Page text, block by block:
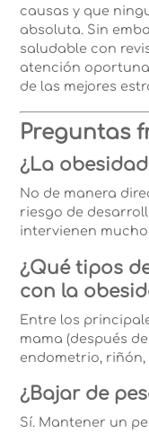
causas y que
absoluta. Sin
saludable con
atención
de las mejores
Preguntas
¿La
No de manera
riesgo de
intervienen
¿Qué tipos
con la
Entre los
mama (después
endometrio, riñón,
¿Bajar de
Sí. Mantener un